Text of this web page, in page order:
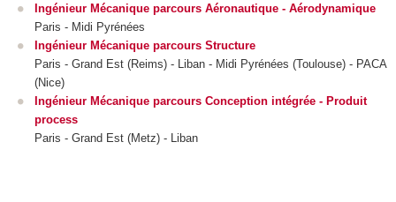
Ingénieur Mécanique parcours Aéronautique - Aérodynamique
Paris - Midi Pyrénées
Ingénieur Mécanique parcours Structure
Paris - Grand Est (Reims) - Liban - Midi Pyrénées (Toulouse) - PACA
(Nice)
Ingénieur Mécanique parcours Conception intégrée - Produit
process
Paris - Grand Est (Metz) - Liban